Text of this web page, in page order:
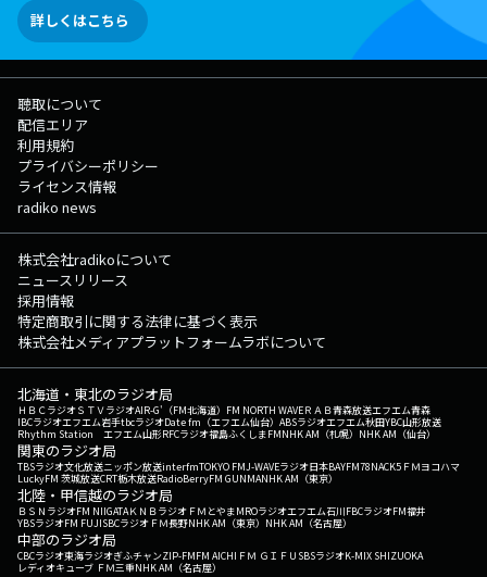
詳しくはこちら
聴取について
配信エリア
利用規約
プライバシーポリシー
ライセンス情報
radiko news
株式会社radikoについて
ニュースリリース
採用情報
特定商取引に関する法律に基づく表示
株式会社メディアプラットフォームラボについて
北海道・東北のラジオ局
ＨＢＣラジオＳＴＶラジオAIR-G'（FM北海道） FM NORTH WAVEＲＡＢ青森放送エフエム青森
IBCラジオエフエム岩手tbcラジオDate fm（エフエム仙台） ABSラジオエフエム秋田YBC山形放送
Rhythm Station エフエム山形RFCラジオ福島ふくしまFMNHK AM（札幌） NHK AM（仙台）
関東のラジオ局
TBSラジオ文化放送ニッポン放送interfmTOKYO FMJ-WAVEラジオ日本BAYFM78NACK5 ＦＭヨコハマ
LuckyFM 茨城放送CRT栃木放送RadioBerryFM GUNMANHK AM（東京）
北陸・甲信越のラジオ局
ＢＳＮラジオFM NIIGATAＫＮＢラジオ ＦＭとやまMROラジオエフエム石川FBCラジオFM福井
YBSラジオFM FUJISBCラジオ ＦＭ長野NHK AM（東京） NHK AM（名古屋）
中部のラジオ局
CBCラジオ東海ラジオぎふチャンZIP-FMFM AICHI ＦＭ ＧＩＦＵ SBSラジオK-MIX SHIZUOKA
レディオキューブ ＦＭ三重NHK AM（名古屋）